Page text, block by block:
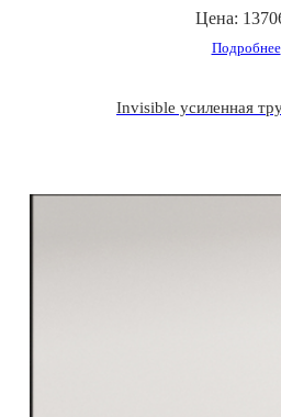
Цена:
Подробнее
Invisible усиленная